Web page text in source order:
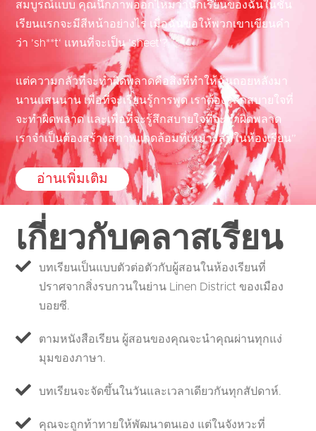
สมบูรณ์แบบ คุณนึกภาพออกไหมว่านักเรียนของฉันในชั้น
เรียนแรกจะมีสีหน้าอย่างไร เมื่อฉันขอให้พวกเขาเขียนคำ
ว่า ’sh**t‘ แทนที่จะเป็น ’sheet‘?
แต่ความกลัวที่จะทำผิดพลาดคือสิ่งที่ทำให้ฉันถอยหลังมา
นานแสนนาน เพื่อที่จะเรียนรู้การพูด เราต้องรู้สึกสบายใจที่
จะทำผิดพลาด และเพื่อที่จะรู้สึกสบายใจที่จะทำผิดพลาด
เราจำเป็นต้องสร้างสภาพแวดล้อมที่เหมาะสมในห้องเรียน”
อ่านเพิ่มเติม
เกี่ยวกับคลาสเรียน
บทเรียนเป็นแบบตัวต่อตัวกับผู้สอนในห้องเรียนที่
ปราศจากสิ่งรบกวนในย่าน Linen District ของเมือง
บอยซี.
ตามหนังสือเรียน ผู้สอนของคุณจะนำคุณผ่านทุกแง่
มุมของภาษา.
บทเรียนจะจัดขึ้นในวันและเวลาเดียวกันทุกสัปดาห์.
คุณจะถูกท้าทายให้พัฒนาตนเอง แต่ในจังหวะที่